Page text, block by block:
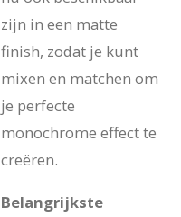
zijn in een matte
finish, zodat je kunt
mixen en matchen om
je perfecte
monochrome effect te
creëren.
Belangrijkste